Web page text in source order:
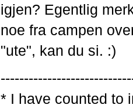
igjen? Egentlig
noe fra campen
"ute", kan du si. :)
* I have counted to